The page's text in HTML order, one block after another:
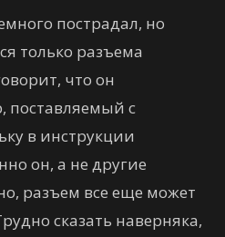
пострадал, но
только разъема
что он
поставляемый с
в инструкции
он, а не другие
разъем все еще может
сказать наверняка,